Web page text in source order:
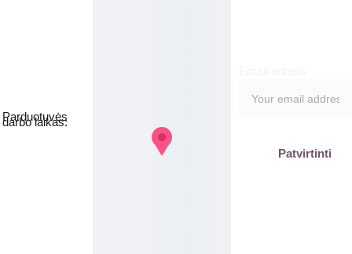
Patvirtinti
Parduotuvės
darbo laikas: